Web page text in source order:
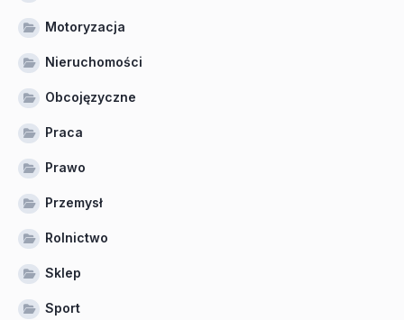
Motoryzacja
Nieruchomości
Obcojęzyczne
Praca
Prawo
Przemysł
Rolnictwo
Sklep
Sport